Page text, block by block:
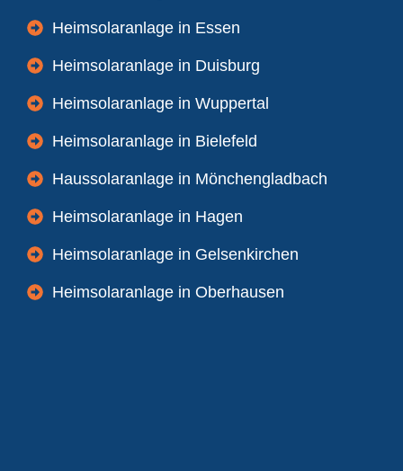
Heimsolaranlage in Essen
Heimsolaranlage in Duisburg
Heimsolaranlage in Wuppertal
Heimsolaranlage in Bielefeld
Haussolaranlage in Mönchengladbach
Heimsolaranlage in Hagen
Heimsolaranlage in Gelsenkirchen
Heimsolaranlage in Oberhausen